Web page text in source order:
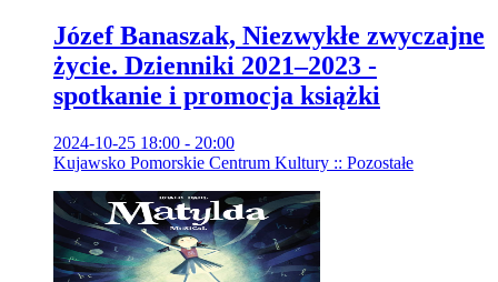
Józef Banaszak, Niezwykłe zwyczajne
życie. Dzienniki 2021–2023 -
spotkanie i promocja książki
2024-10-25 18:00 - 20:00
Kujawsko Pomorskie Centrum Kultury :: Pozostałe